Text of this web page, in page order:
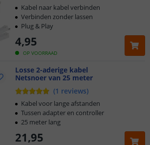
OP VOORRAAD
4,95
Kabel naar kabel verbinden
Verbinden zonder lassen
Plug & Play
Losse 2-aderige kabel
Netsnoer van 25 meter
(1 reviews)
21,95
Kabel voor lange afstanden
Tussen adapter en controller
25 meter lang